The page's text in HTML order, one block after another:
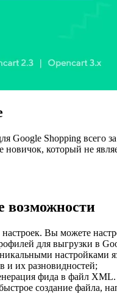
Google Shopping всего
новичок, который не
возможности
Вы можете
для выгрузки в
настройками
и их разновидностей;
фида в файл
создание файла,